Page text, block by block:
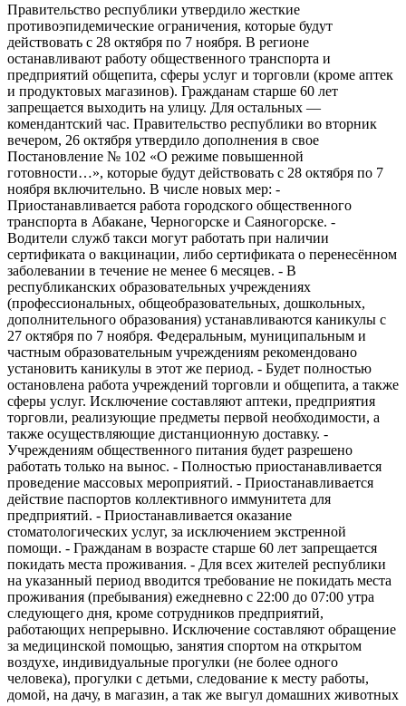
Правительство республики утвердило жесткие
противоэпидемические ограничения, которые будут
действовать с 28 октября по 7 ноября. В регионе
останавливают работу общественного транспорта и
предприятий общепита, сферы услуг и торговли (кроме аптек
и продуктовых магазинов). Гражданам старше 60 лет
запрещается выходить на улицу. Для остальных —
комендантский час. Правительство республики во вторник
вечером, 26 октября утвердило дополнения в свое
Постановление № 102 «О режиме повышенной
готовности…», которые будут действовать с 28 октября по 7
ноября включительно. В числе новых мер: -
Приостанавливается работа городского общественного
транспорта в Абакане, Черногорске и Саяногорске. -
Водители служб такси могут работать при наличии
сертификата о вакцинации, либо сертификата о перенесённом
заболевании в течение не менее 6 месяцев. - В
республиканских образовательных учреждениях
(профессиональных, общеобразовательных, дошкольных,
дополнительного образования) устанавливаются каникулы с
27 октября по 7 ноября. Федеральным, муниципальным и
частным образовательным учреждениям рекомендовано
установить каникулы в этот же период. - Будет полностью
остановлена работа учреждений торговли и общепита, а также
сферы услуг. Исключение составляют аптеки, предприятия
торговли, реализующие предметы первой необходимости, а
также осуществляющие дистанционную доставку. -
Учреждениям общественного питания будет разрешено
работать только на вынос. - Полностью приостанавливается
проведение массовых мероприятий. - Приостанавливается
действие паспортов коллективного иммунитета для
предприятий. - Приостанавливается оказание
стоматологических услуг, за исключением экстренной
помощи. - Гражданам в возрасте старше 60 лет запрещается
покидать места проживания. - Для всех жителей республики
на указанный период вводится требование не покидать места
проживания (пребывания) ежедневно с 22:00 до 07:00 утра
следующего дня, кроме сотрудников предприятий,
работающих непрерывно. Исключение составляют обращение
за медицинской помощью, занятия спортом на открытом
воздухе, индивидуальные прогулки (не более одного
человека), прогулки с детьми, следование к месту работы,
домой, на дачу, в магазин, а так же выгул домашних животных